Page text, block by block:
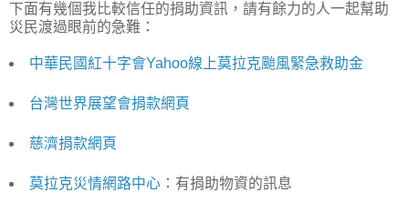
下面有幾個我比較信任的捐助資訊，請有餘力的人一起幫助
災民渡過眼前的急難：
中華民國紅十字會Yahoo線上莫拉克颱風緊急救助金
台灣世界展望會捐款網頁
慈濟捐款網頁
莫拉克災情網路中心：有捐助物資的訊息